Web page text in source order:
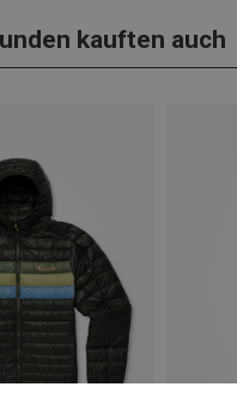
kauften auch